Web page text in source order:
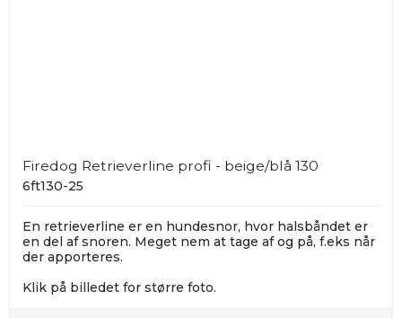
Firedog Retrieverline profi - beige/blå 130
6ft130-25
En retrieverline er en hundesnor, hvor halsbåndet er
en del af snoren. Meget nem at tage af og på, f.eks når
der apporteres.
Klik på billedet for større foto.